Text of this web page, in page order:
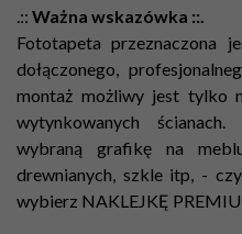
.:: Ważna wskazówka ::.
Fototapeta przeznaczona
dołączonego,
montaż możliwy jest tylko
wytynkowanych
wybraną grafikę na
drewnianych, szkle itp, -
wybierz NAKLEJKĘ